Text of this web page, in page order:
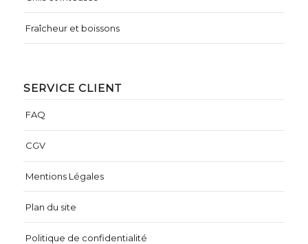
Fraîcheur et boissons
SERVICE CLIENT
FAQ
CGV
Mentions Légales
Plan du site
Politique de confidentialité